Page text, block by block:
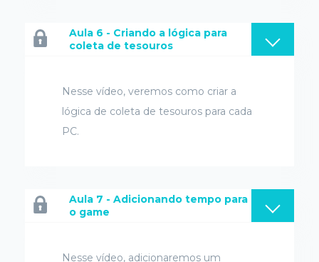
Aula 6 - Criando a lógica para
coleta de tesouros
Nesse vídeo, veremos como criar a
lógica de coleta de tesouros para cada
PC.
Aula 7 - Adicionando tempo para
o game
Nesse vídeo, adicionaremos um